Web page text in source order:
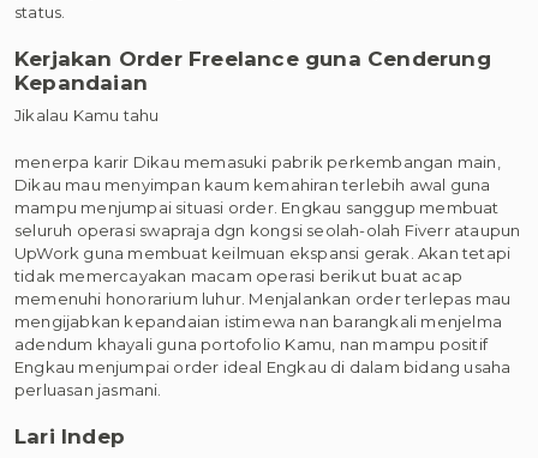
status.
Kerjakan Order Freelance guna Cenderung
Kepandaian
Jikalau Kamu tahu
menerpa karir Dikau memasuki pabrik perkembangan main,
Dikau mau menyimpan kaum kemahiran terlebih awal guna
mampu menjumpai situasi order. Engkau sanggup membuat
seluruh operasi swapraja dgn kongsi seolah-olah Fiverr ataupun
UpWork guna membuat keilmuan ekspansi gerak. Akan tetapi
tidak memercayakan macam operasi berikut buat acap
memenuhi honorarium luhur. Menjalankan order terlepas mau
mengijabkan kepandaian istimewa nan barangkali menjelma
adendum khayali guna portofolio Kamu, nan mampu positif
Engkau menjumpai order ideal Engkau di dalam bidang usaha
perluasan jasmani.
Lari Indep